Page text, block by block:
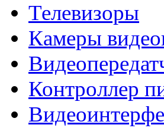
Телевизоры
Камеры
Контроллер